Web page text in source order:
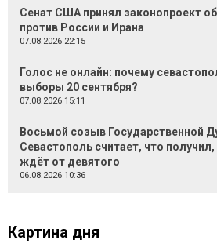
Сенат США принял законопроект об
против России и Ирана
07.08.2026 22:15
Голос не онлайн: почему
выборы 20 сентября?
07.08.2026 15:11
Восьмой созыв Государственной
Севастополь считает, что
ждёт от девятого
06.08.2026 10:36
Картина дня